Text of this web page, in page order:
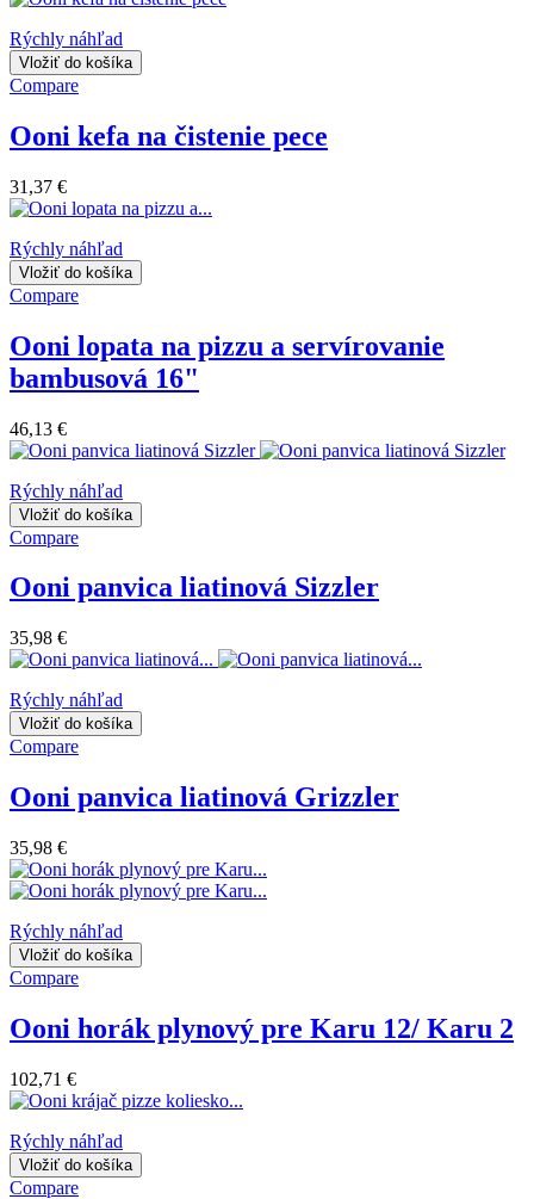
Rýchly náhľad
Vložiť do košíka
Compare
Ooni kefa na čistenie pece
31,37 €
Rýchly náhľad
Vložiť do košíka
Compare
Ooni lopata na pizzu a servírovanie
bambusová 16"
46,13 €
Rýchly náhľad
Vložiť do košíka
Compare
Ooni panvica liatinová Sizzler
35,98 €
Rýchly náhľad
Vložiť do košíka
Compare
Ooni panvica liatinová Grizzler
35,98 €
Rýchly náhľad
Vložiť do košíka
Compare
Ooni horák plynový pre Karu 12/ Karu 2
102,71 €
Rýchly náhľad
Vložiť do košíka
Compare